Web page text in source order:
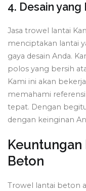
4. Desain yang
Jasa trowel lantai
menciptakan lantai
gaya desain Anda.
polos yang bersih
Kami ini akan
memahami
tepat. Dengan
dengan keinginan
Beton
Trowel lantai beton